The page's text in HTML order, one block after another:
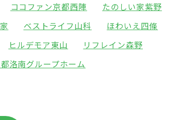
ココファン京都西陣
たのしい家紫野
ベストライフ山科
ほわいえ四條
ヒルデモア東山
リフレイン森野
洛南グループホーム